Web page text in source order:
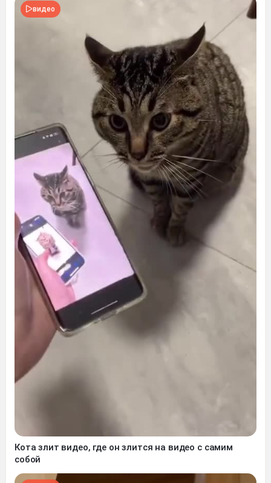
видео
Кота злит видео, где он злится на видео с самим
собой